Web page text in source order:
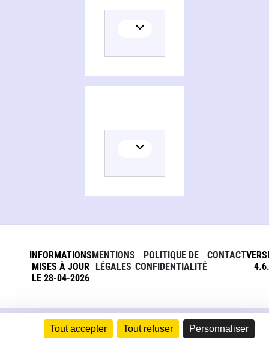
Tout accepter Tout refuser Personnaliser
INFORMATIONS
MISES À JOUR
LE 28-04-2026
MENTIONS
LÉGALES
POLITIQUE DE
CONFIDENTIALITÉ
CONTACT